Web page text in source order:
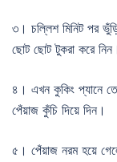
৩। চল্লিশ মিনিট পর
ছোট ছোট টুকরা করে নিন।
৪। এখন কুকিং প্যানে
পেঁয়াজ কুঁচি দিয়ে দিন।
৫। পেঁয়াজ নরম হয়ে